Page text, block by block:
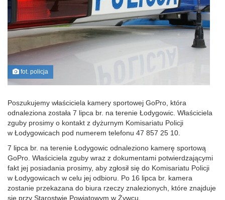
fot. policja
Poszukujemy właściciela kamery sportowej GoPro, która
odnaleziona została 7 lipca br. na terenie Łodygowic. Właściciela
zguby prosimy o kontakt z dyżurnym Komisariatu Policji
w Łodygowicach pod numerem telefonu 47 857 25 10.
7 lipca br. na terenie Łodygowic odnaleziono kamerę sportową
GoPro. Właściciela zguby wraz z dokumentami potwierdzającymi
fakt jej posiadania prosimy, aby zgłosił się do Komisariatu Policji
w Łodygowicach w celu jej odbioru. Po 16 lipca br. kamera
zostanie przekazana do biura rzeczy znalezionych, które znajduje
się przy Starostwie Powiatowym w Żywcu.